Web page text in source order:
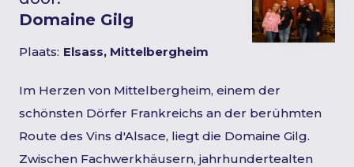
Domaine Gilg
Plaats: Elsass, Mittelbergheim
Im Herzen von Mittelbergheim, einem der
schönsten Dörfer Frankreichs an der berühmten
Route des Vins d'Alsace, liegt die Domaine Gilg.
Zwischen Fachwerkhäusern, jahrhundertealten